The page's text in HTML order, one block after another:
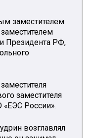
заместителем
Президента РФ,
заместителя
«ЕЭС России».
возглавлял